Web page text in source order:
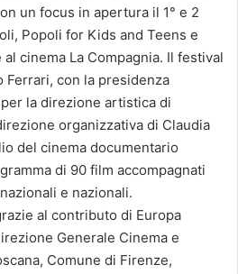
un focus in apertura il 1° e 2
Popoli for Kids and Teens e
cinema La Compagnia. Il festival
Ferrari, con la presidenza
la direzione artistica di
organizzativa di Claudia
del cinema documentario
di 90 film accompagnati
e nazionali.
al contributo di Europa
Generale Cinema e
Comune di Firenze,